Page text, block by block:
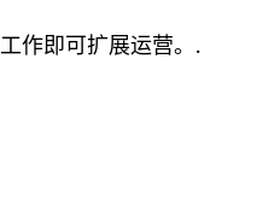
作即可扩展运营。.